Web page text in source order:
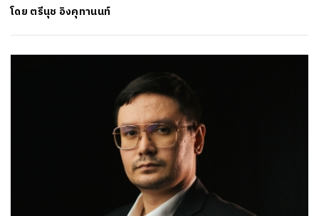
โดย ตรีนุช อิงคุทานนท์